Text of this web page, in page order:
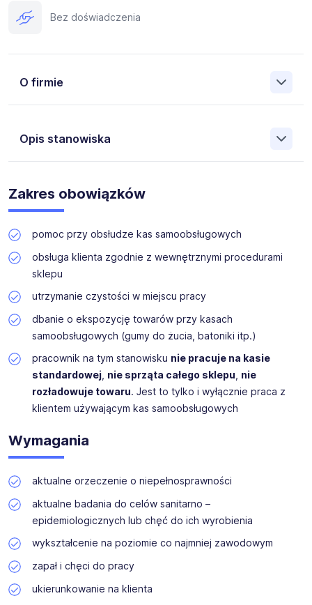
Bez doświadczenia
O firmie
niepełnosprawne na różnych stanowiskach. Zatrudnianie
osób z niepełnosprawnościami oraz promowanie ich
powodzeniem realizujemy od wielu lat.
Opis stanowiska
samoobsługowych w dużym sklepie w Gaszowicach.
Ogłoszenie jest skierowane do osób z orzeczeniem o
niepełnosprawności
pomaga klientom, którzy zdecydowali się użyć kasy
samoobsługowej. Stanowisko jest samodzielne, warunki
pracy bardzo dobre. Bez okresu próbnego.
Zakres obowiązków
pomoc przy obsłudze kas samoobsługowych
obsługa klienta zgodnie z wewnętrznymi procedurami
sklepu
utrzymanie czystości w miejscu pracy
dbanie o ekspozycję towarów przy kasach
samoobsługowych (gumy do żucia, batoniki itp.)
pracownik na tym stanowisku nie pracuje na kasie
standardowej, nie sprząta całego sklepu nie
rozładowuje towaru. Jest to tylko i wyłącznie praca z
klientem używającym kas samoobsługowych
Wymagania
aktualne orzeczenie o niepełnosprawności
aktualne badania do celów sanitarno –
epidemiologicznych lub chęć do ich wyrobienia
wykształcenie na poziomie co najmniej zawodowym
zapał i chęci do pracy
ukierunkowanie na klienta